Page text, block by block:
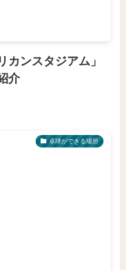
カンスタジアム」
介
卓球ができる場所